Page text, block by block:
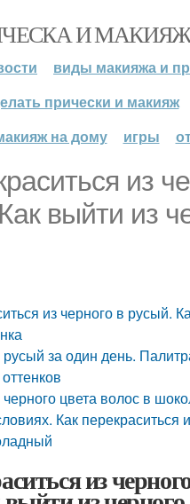
И МАКИЯЖ
виды макияжа и
прически и макияж
на дому
игры
из
выйти из
из черного в русый.
русый за один день.
черного цвета волос в
Как перекраситься
из